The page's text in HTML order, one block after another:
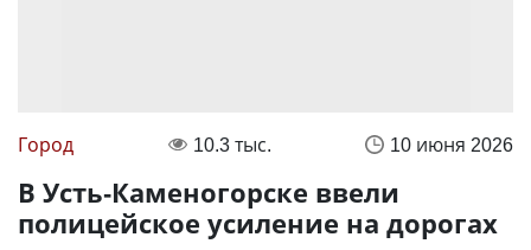
Город 10.3 тыс. 10 июня 2026
В Усть-Каменогорске ввели
полицейское усиление на дорогах